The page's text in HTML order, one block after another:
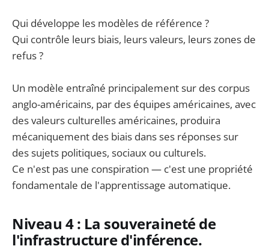
Qui développe les modèles de référence ?
Qui contrôle leurs biais, leurs valeurs, leurs zones de
refus ?
Un modèle entraîné principalement sur des corpus
anglo-américains, par des équipes américaines, avec
des valeurs culturelles américaines, produira
mécaniquement des biais dans ses réponses sur
des sujets politiques, sociaux ou culturels.
Ce n'est pas une conspiration — c'est une propriété
fondamentale de l'apprentissage automatique.
Niveau 4 : La souveraineté de
l'infrastructure d'inférence.